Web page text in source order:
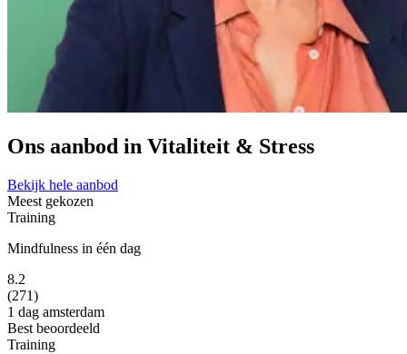
Ons aanbod in Vitaliteit & Stress
Bekijk hele aanbod
Meest gekozen
Training
Mindfulness in één dag
8.2
(271)
1 dag amsterdam
Best beoordeeld
Training